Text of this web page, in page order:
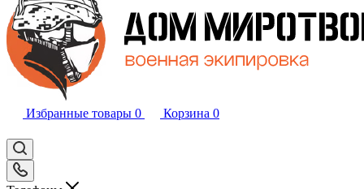
Избранные товары 0 Корзина 0